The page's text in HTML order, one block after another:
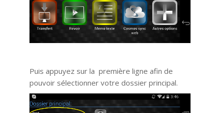
Puis appuyez sur la première ligne afin de
pouvoir sélectionner votre dossier principal.